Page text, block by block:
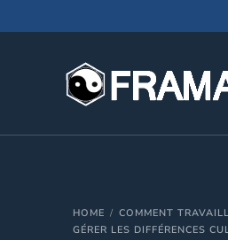
HOME COMMENT
GÉRER LES DIFFÉRENCES